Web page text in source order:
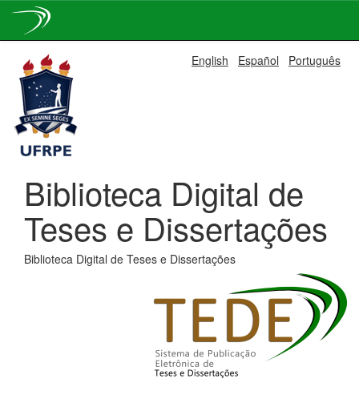
navigation
English Español Português
Biblioteca Digital de
Teses e Dissertações
Biblioteca Digital de Teses e Dissertações